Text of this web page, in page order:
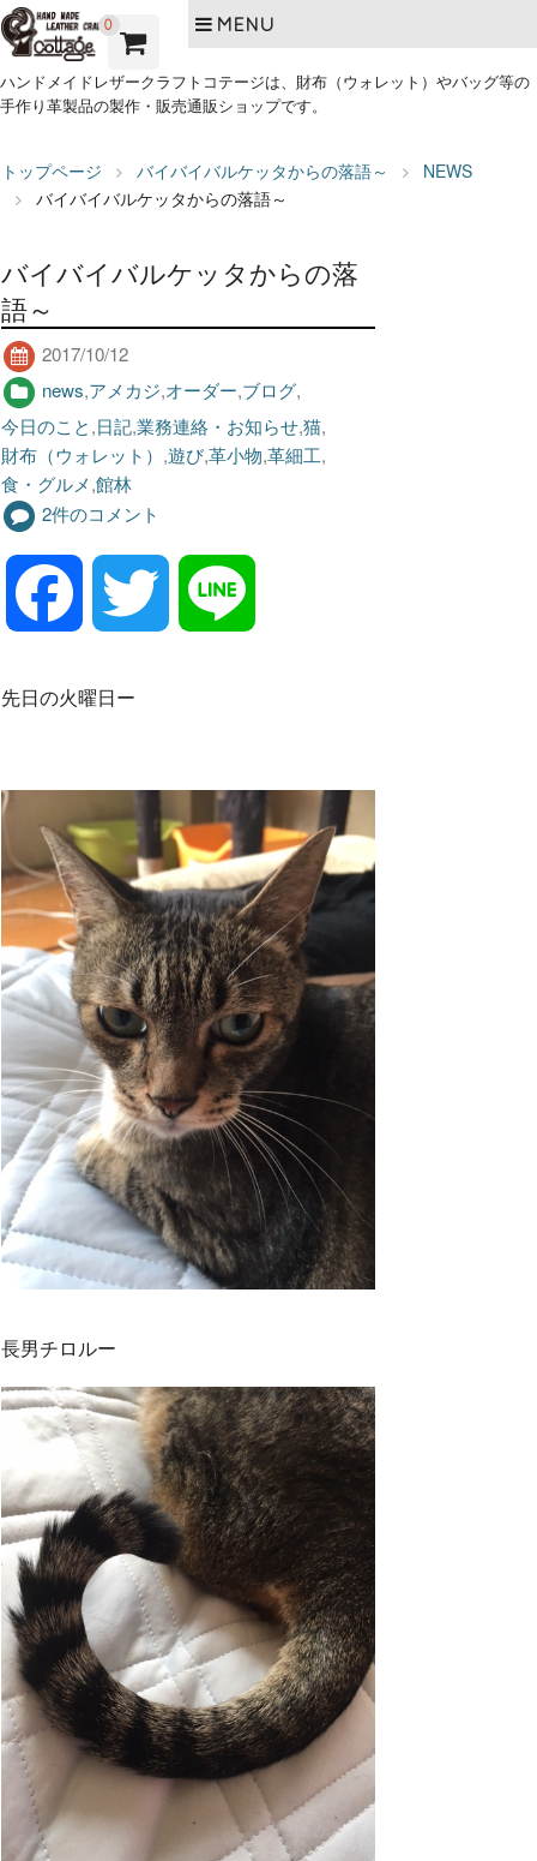
0 MENU
ハンドメイドレザークラフトコテージは、財布（ウォレット）やバッグ等の
手作り革製品の製作・販売通販ショップです。
トップページ バイバイバルケッタからの落語～
NEWS
バイバイバルケッタからの落語～
バイバイバルケッタからの落
語～
2017/10/12
news,アメカジ,オーダー,ブログ,
今日のこと,日記,業務連絡・お知らせ,猫,
財布（ウォレット） ,遊び,革小物,革細工,
食・グルメ,館林
2件のコメント
e
b
o
o
k
t
t
e
r
e
先日の火曜日ー
長男チロルー